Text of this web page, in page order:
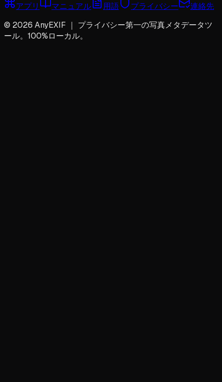
アプリ マニュアル 用語 プライバシー
連絡先
© 2026 AnyEXIF ｜ プライバシー第一の写真メタデータツ
ール。100%ローカル。